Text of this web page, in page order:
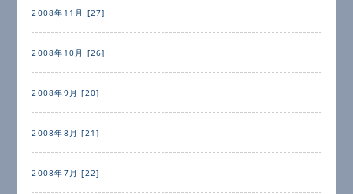
2008年11月 [27]
2008年10月 [26]
2008年9月 [20]
2008年8月 [21]
2008年7月 [22]